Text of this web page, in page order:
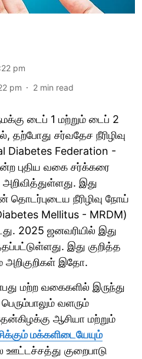
pm
pm 2 min read
டைப் 1 மற்றும் டைப் 2
சர்வதேச நீரிழிவு
Diabetes Federation -
புதிய வகை சர்க்கரை
இது
தொடர்புடைய நீரிழிவு நோய்
Mellitus - MRDM)
2025 ஜனவரியில் இது
இது குறித்த
அறிகுறிகள் இதோ.
மற்ற வகைகளில் இருந்து
பெரும்பாலும் வளரும்
ஆசியா மற்றும்
மக்களிடையேயும்
ஊட்டச்சத்து குறைபாடு